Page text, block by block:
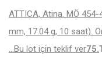
ATTICA, Atina. MÖ
mm, 17.04 g, 10 saat).
Bu lot için teklif ver75.